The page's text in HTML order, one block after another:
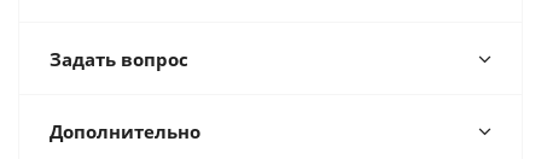
Задать вопрос
Дополнительно